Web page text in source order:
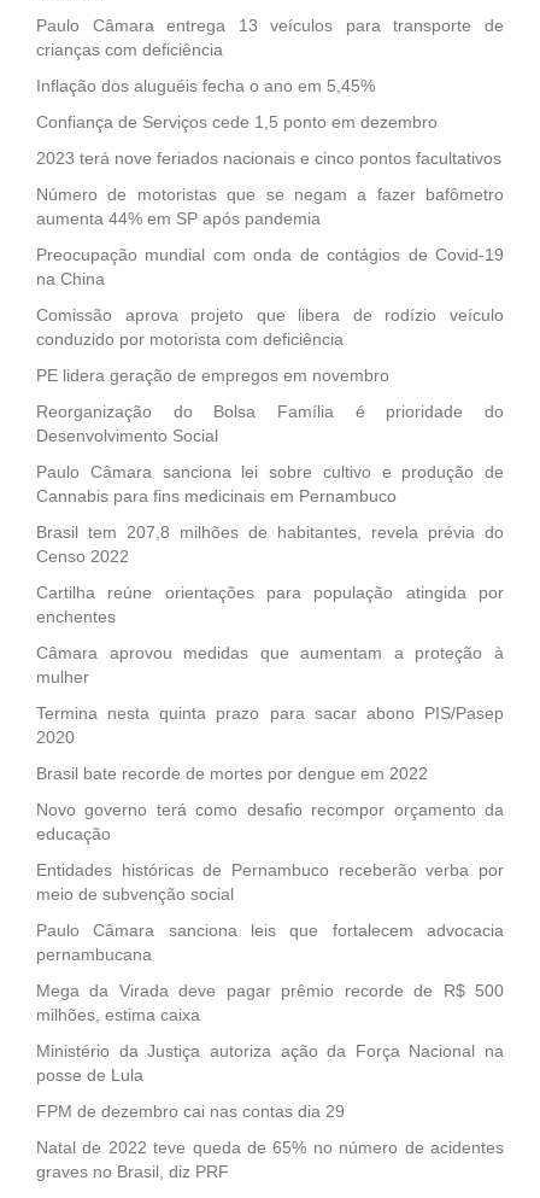
Paulo Câmara entrega 13 veículos para transporte de
crianças com deficiência
Inflação dos aluguéis fecha o ano em 5,45%
Confiança de Serviços cede 1,5 ponto em dezembro
2023 terá nove feriados nacionais e cinco pontos facultativos
Número de motoristas que se negam a fazer bafômetro
aumenta 44% em SP após pandemia
Preocupação mundial com onda de contágios de Covid-19
na China
Comissão aprova projeto que libera de rodízio veículo
conduzido por motorista com deficiência
PE lidera geração de empregos em novembro
Reorganização do Bolsa Família é prioridade do
Desenvolvimento Social
Paulo Câmara sanciona lei sobre cultivo e produção de
Cannabis para fins medicinais em Pernambuco
Brasil tem 207,8 milhões de habitantes, revela prévia do
Censo 2022
Cartilha reúne orientações para população atingida por
enchentes
Câmara aprovou medidas que aumentam a proteção à
mulher
Termina nesta quinta prazo para sacar abono PIS/Pasep
2020
Brasil bate recorde de mortes por dengue em 2022
Novo governo terá como desafio recompor orçamento da
educação
Entidades históricas de Pernambuco receberão verba por
meio de subvenção social
Paulo Câmara sanciona leis que fortalecem advocacia
pernambucana
Mega da Virada deve pagar prêmio recorde de R$ 500
milhões, estima caixa
Ministério da Justiça autoriza ação da Força Nacional na
posse de Lula
FPM de dezembro cai nas contas dia 29
Natal de 2022 teve queda de 65% no número de acidentes
graves no Brasil, diz PRF